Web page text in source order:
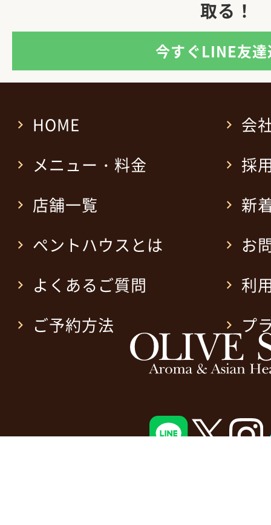
取る！
今すぐLINE友
HOME
メニュー・料金
店舗一覧
ペントハウスとは
よくあるご質問
ご予約方法
会
採
新
お
利
プ